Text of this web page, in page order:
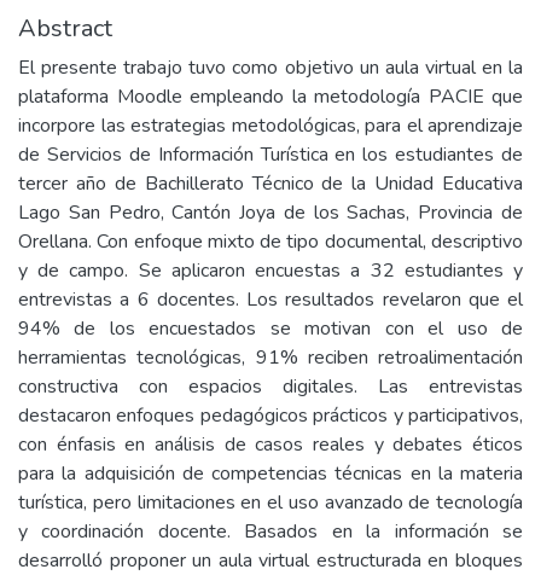
Abstract
El presente trabajo tuvo como objetivo un aula virtual en la
plataforma Moodle empleando la metodología PACIE que
incorpore las estrategias metodológicas, para el aprendizaje
de Servicios de Información Turística en los estudiantes de
tercer año de Bachillerato Técnico de la Unidad Educativa
Lago San Pedro, Cantón Joya de los Sachas, Provincia de
Orellana. Con enfoque mixto de tipo documental, descriptivo
y de campo. Se aplicaron encuestas a 32 estudiantes y
entrevistas a 6 docentes. Los resultados revelaron que el
94% de los encuestados se motivan con el uso de
herramientas tecnológicas, 91% reciben retroalimentación
constructiva con espacios digitales. Las entrevistas
destacaron enfoques pedagógicos prácticos y participativos,
con énfasis en análisis de casos reales y debates éticos
para la adquisición de competencias técnicas en la materia
turística, pero limitaciones en el uso avanzado de tecnología
y coordinación docente. Basados en la información se
desarrolló proponer un aula virtual estructurada en bloques